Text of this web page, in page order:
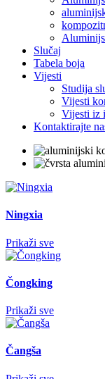
Slučaj
Tabela boja
Vijesti
Studija
Vijesti
Vijesti iz
Kontaktirajte
Ningxia
Prikaži sve
Čongking
Prikaži sve
Čangša